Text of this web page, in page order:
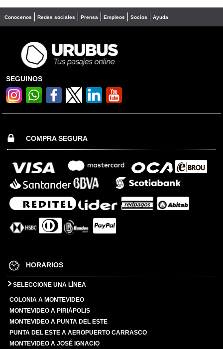
Conocenos Redes sociales Prensa Empleos Socios Ayuda
SEGUINOS
COMPRA SEGURA
HORARIOS
SELECCIONE UNA LÍNEA
COLONIA A MONTEVIDEO
MONTEVIDEO A PIRIÁPOLIS
MONTEVIDEO A PUNTA DEL ESTE
PUNTA DEL ESTE A AEROPUERTO CARRASCO
MONTEVIDEO A JOSÉ IGNACIO